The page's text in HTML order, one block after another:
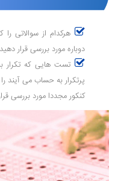
هرکدام از سوالاتی
دوباره مورد بررسی قرار
تست هایی که تکرار
پرتکرار به حساب می آیند
کنکور مجددا مورد بررسی